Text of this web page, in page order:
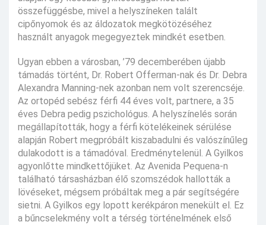
összefüggésbe, mivel a helyszíneken talált
cipőnyomok és az áldozatok megkötözéséhez
használt anyagok megegyeztek mindkét esetben.
Ugyan ebben a városban, ’79 decemberében újabb
támadás történt, Dr. Robert Offerman-nak és Dr. Debra
Alexandra Manning-nek azonban nem volt szerencséje.
Az ortopéd sebész férfi 44 éves volt, partnere, a 35
éves Debra pedig pszichológus. A helyszínelés során
megállapították, hogy a férfi kötelékeinek sérülése
alapján Robert megpróbált kiszabadulni és valószínűleg
dulakodott is a támadóval. Eredménytelenül. A Gyilkos
agyonlőtte mindkettőjüket. Az Avenida Pequena-n
található társasházban élő szomszédok hallották a
lövéseket, mégsem próbáltak meg a pár segítségére
sietni. A Gyilkos egy lopott kerékpáron menekült el. Ez
a bűncselekmény volt a térség történelmének első